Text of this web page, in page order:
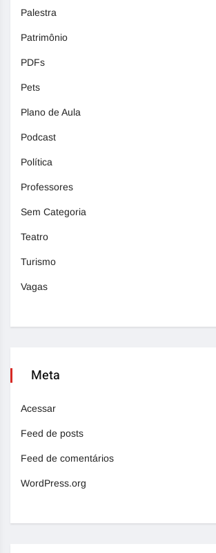
Palestra
Patrimônio
PDFs
Pets
Plano de Aula
Podcast
Política
Professores
Sem Categoria
Teatro
Turismo
Vagas
Meta
Acessar
Feed de posts
Feed de comentários
WordPress.org